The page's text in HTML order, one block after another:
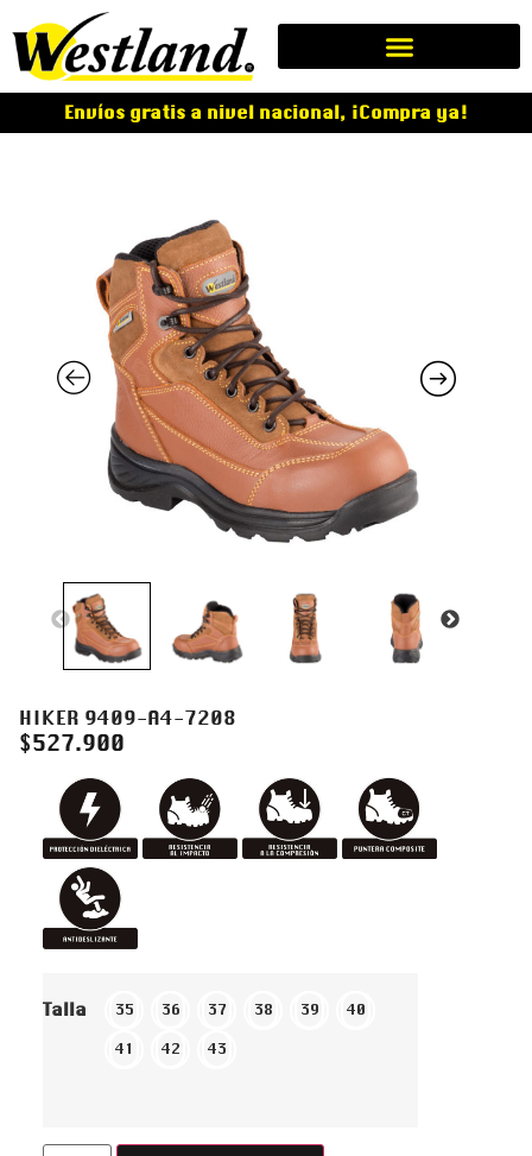
Envíos gratis a nivel nacional, ¡Compra ya!
HIKER 9409-A4-7208
$527.900
Talla 35 36 37 38 39 40
41 42 43